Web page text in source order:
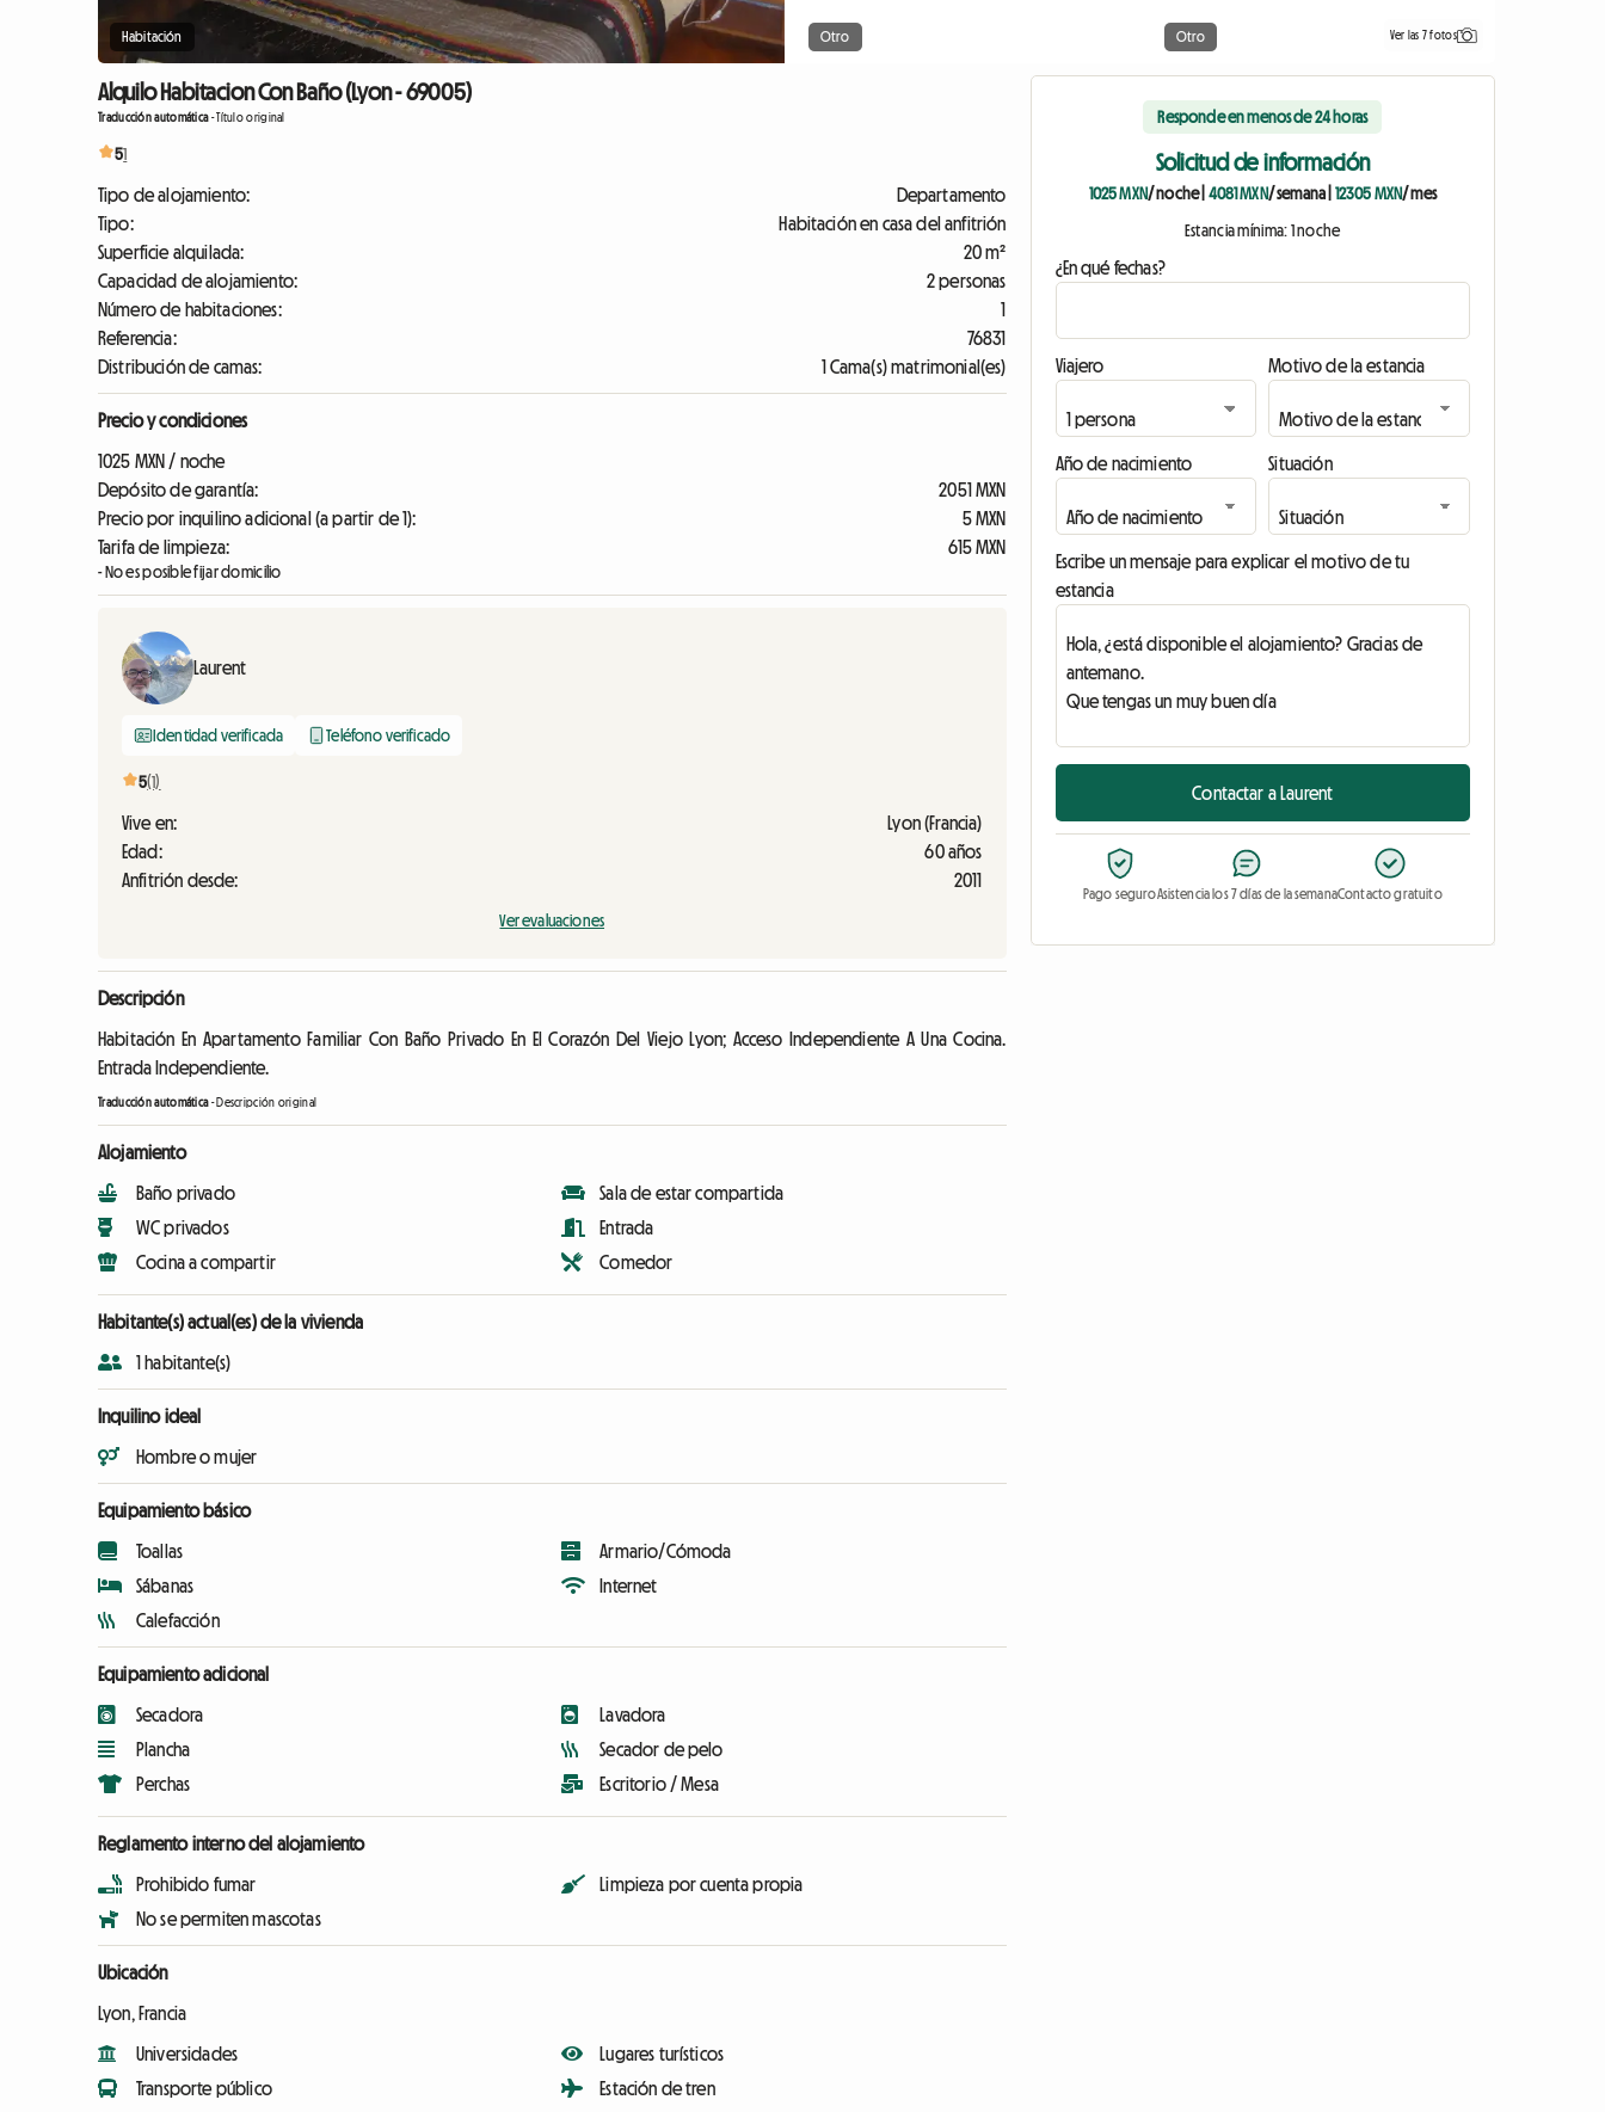
Habitación Otro Otro Ver las 7 fotos
Alquilo Habitacion Con Baño (Lyon - 69005)
Traducción automática-Título original
51
Tipo de alojamiento:
Departamento
Tipo:
Habitación en casa del anfitrión
Superficie alquilada:
20 m²
Capacidad de alojamiento:
2 personas
Número de habitaciones:
1
Referencia:
76831
Distribución de camas:
1 Cama(s) matrimonial(es)
Precio y condiciones
1025 MXN / noche
Depósito de garantía:
2051 MXN
Precio por inquilino adicional (a partir de 1):
5 MXN
Tarifa de limpieza:
615 MXN
- No es posible fijar domicilio
Laurent
Identidad verificada Teléfono verificado
5(1)
Vive en:
Lyon (Francia)
Edad:
60 años
Anfitrión desde:
2011
Ver evaluaciones
Descripción
Habitación En Apartamento Familiar Con Baño Privado En El Corazón Del Viejo Lyon; Acceso Independiente A Una Cocina.
Entrada Independiente.
Traducción automática-Descripción original
Alojamiento
Baño privado
WC privados
Cocina a compartir
Sala de estar compartida
Entrada
Comedor
Habitante(s) actual(es) de la vivienda
1 habitante(s)
Inquilino ideal
Hombre o mujer
Equipamiento básico
Toallas
Sábanas
Calefacción
Armario/Cómoda
Internet
Equipamiento adicional
Secadora
Plancha
Perchas
Lavadora
Secador de pelo
Escritorio / Mesa
Reglamento interno del alojamiento
Prohibido fumar
No se permiten mascotas
Limpieza por cuenta propia
Ubicación
Lyon, Francia
Universidades
Transporte público
Lugares turísticos
Estación de tren
Responde en menos de 24 horas
Solicitud de información
1025 MXN/ noche| 4081 MXN/ semana 12305 MXN/ mes
Estancia mínima: 1 noche
¿En qué fechas?
Viajero Motivo de la estancia
Año de nacimiento Situación
Escribe un mensaje para explicar el motivo de tu
estancia
Contactar a Laurent
Pago seguroAsistencia los 7 días de la semanaContacto gratuito